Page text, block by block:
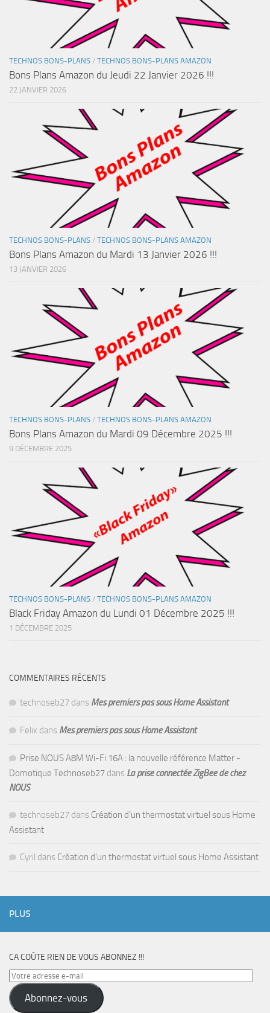
TECHNOS BONS-PLANS / TECHNOS BONS-PLANS AMAZON
Bons Plans Amazon du Jeudi 22 Janvier 2026 !!!
22 JANVIER 2026
TECHNOS BONS-PLANS / TECHNOS BONS-PLANS AMAZON
Bons Plans Amazon du Mardi 13 Janvier 2026 !!!
13 JANVIER 2026
TECHNOS BONS-PLANS / TECHNOS BONS-PLANS AMAZON
Bons Plans Amazon du Mardi 09 Décembre 2025 !!!
9 DÉCEMBRE 2025
TECHNOS BONS-PLANS / TECHNOS BONS-PLANS AMAZON
Black Friday Amazon du Lundi 01 Décembre 2025 !!!
1 DÉCEMBRE 2025
COMMENTAIRES RÉCENTS
technoseb27 dans Mes premiers pas sous Home Assistant
Felix dans Mes premiers pas sous Home Assistant
Prise NOUS A8M Wi-Fi 16A : la nouvelle référence Matter -
Domotique Technoseb27 dans La prise connectée ZigBee de chez
NOUS
technoseb27 dans Création d’un thermostat virtuel sous Home
Assistant
Cyril dans Création d’un thermostat virtuel sous Home Assistant
PLUS
CA COÛTE RIEN DE VOUS ABONNEZ !!!
Votre
adresse
e-
Abonnez-vous